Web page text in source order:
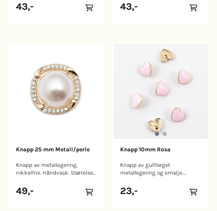
43,- 43,-
Knapp 25 mm Metall/perle
Knapp av metallegering,
nikkelfrie. Håndvask. Størrelse:
49,-
Knapp 10mm Rosa
Knapp av gullfarget
metallegering og emalje.
grader. Størrelse: 10mm
23,-